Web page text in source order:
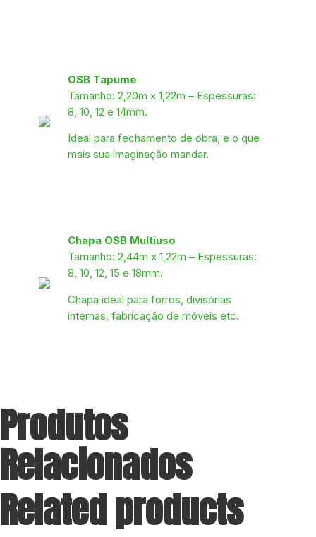
OSB Tapume
Tamanho: 2,20m x 1,22m – Espessuras:
8, 10, 12 e 14mm.
Ideal para fechamento de obra, e o que
mais sua imaginação mandar.
Chapa OSB Multiuso
Tamanho: 2,44m x 1,22m – Espessuras:
8, 10, 12, 15 e 18mm.
Chapa ideal para forros, divisórias
internas, fabricação de móveis etc.
Produtos
Relacionados
Related products